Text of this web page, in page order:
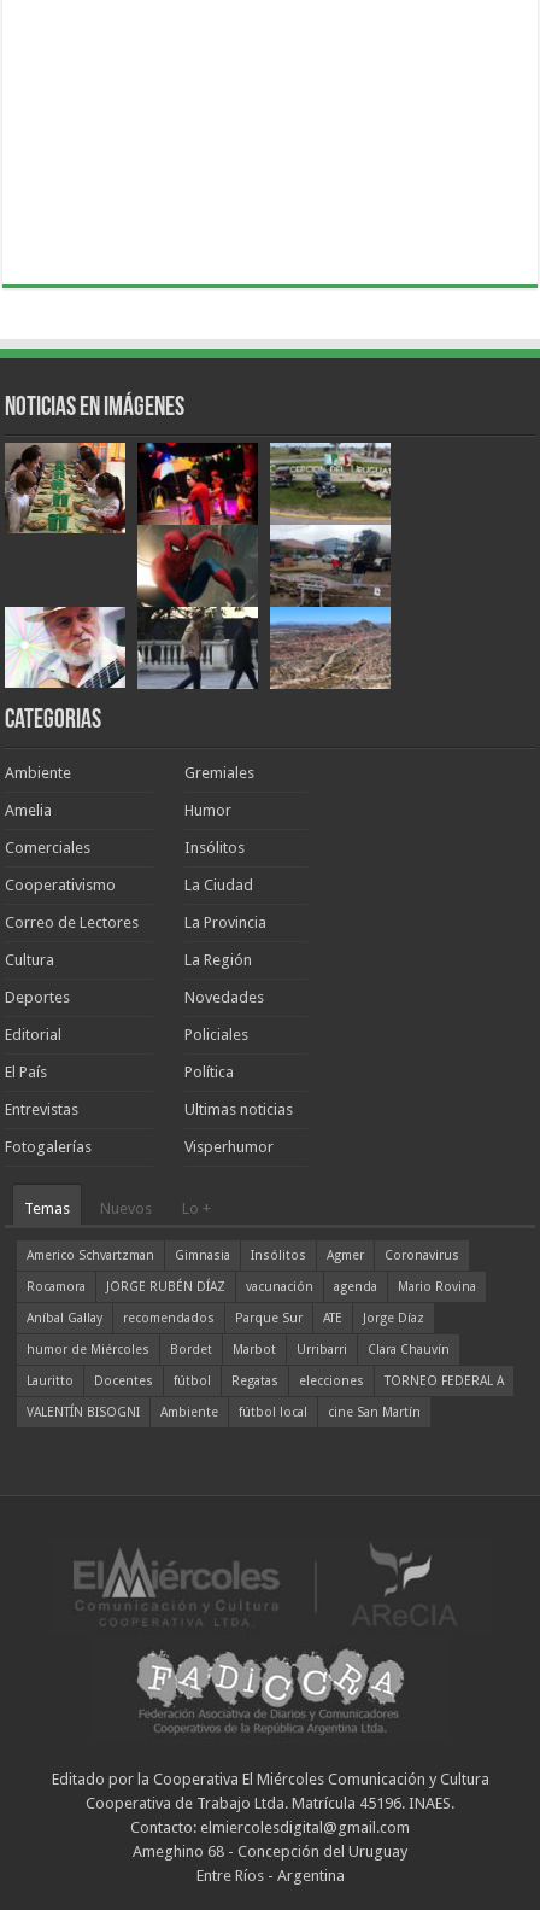
Noticias en Imágenes
Categorias
Ambiente
Amelia
Comerciales
Cooperativismo
Correo de Lectores
Cultura
Deportes
Editorial
El País
Entrevistas
Fotogalerías
Gremiales
Humor
Insólitos
La Ciudad
La Provincia
La Región
Novedades
Policiales
Política
Ultimas noticias
Visperhumor
Temas Nuevos Lo +
Americo Schvartzman Gimnasia Insólitos Agmer
Coronavirus
Rocamora
JORGE RUBÉN DÍAZ vacunación agenda
Mario Rovina
Aníbal Gallay
recomendados Parque Sur ATE
Jorge Díaz
humor de Miércoles
Bordet Marbot Urribarri
Clara Chauvín
Lauritto
Docentes fútbol Regatas elecciones
TORNEO FEDERAL A
VALENTÍN BISOGNI
Ambiente fútbol local cine San Martín
Editado por la Cooperativa El Miércoles Comunicación y Cultura
Cooperativa de Trabajo Ltda. Matrícula 45196. INAES.
Contacto: elmiercolesdigital@gmail.com
Ameghino 68 - Concepción del Uruguay
Entre Ríos - Argentina